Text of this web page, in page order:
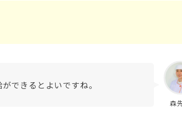
森
できるとよいですね。